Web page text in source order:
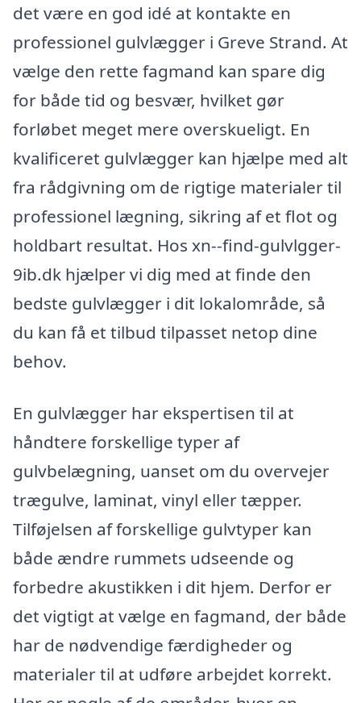
det være en god idé at kontakte en
professionel gulvlægger i Greve Strand. At
vælge den rette fagmand kan spare dig
for både tid og besvær, hvilket gør
forløbet meget mere overskueligt. En
kvalificeret gulvlægger kan hjælpe med alt
fra rådgivning om de rigtige materialer til
professionel lægning, sikring af et flot og
holdbart resultat. Hos xn--find-gulvlgger-
9ib.dk hjælper vi dig med at finde den
bedste gulvlægger i dit lokalområde, så
du kan få et tilbud tilpasset netop dine
behov.
En gulvlægger har ekspertisen til at
håndtere forskellige typer af
gulvbelægning, uanset om du overvejer
trægulve, laminat, vinyl eller tæpper.
Tilføjelsen af forskellige gulvtyper kan
både ændre rummets udseende og
forbedre akustikken i dit hjem. Derfor er
det vigtigt at vælge en fagmand, der både
har de nødvendige færdigheder og
materialer til at udføre arbejdet korrekt.